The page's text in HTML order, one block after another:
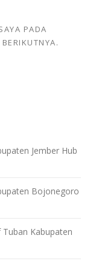
PADA
Jember Hub
Bojonegoro
Kabupaten